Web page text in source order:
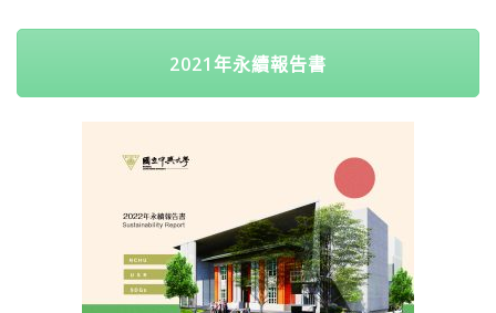
2021年永續報告書